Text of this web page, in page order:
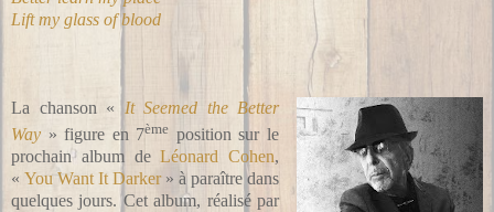
Lift my glass of blood
La chanson « It Seemed the Better
Way » figure en 7ème position sur le
prochain album deLéonard Cohen,
« You Want It Darker» à paraître dans
quelques jours. Cet album, réalisé par